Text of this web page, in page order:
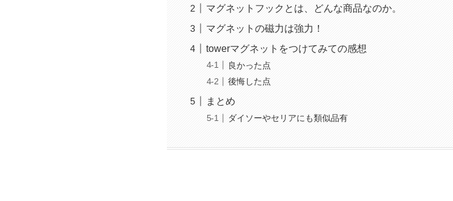
マグネットフックとは、どんな商品なのか。
マグネットの磁力は強力！
towerマグネットをつけてみての感想
良かった点
後悔した点
まとめ
ダイソーやセリアにも類似品有